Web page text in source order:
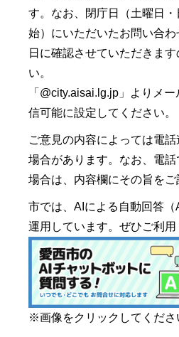
す。なお、閉庁日（土曜日
始）にいただいたお問い合
日に確認させていただきま
い。
「@city.aisai.lg.jp」よりメ
信可能に設定してください。
ご意見の内容によっては電話
場合があります。なお、電
場合は、内容欄にその旨をご
市では、AIによる自動回答
運用しています。ぜひご利用
※画像をクリックしてくださ